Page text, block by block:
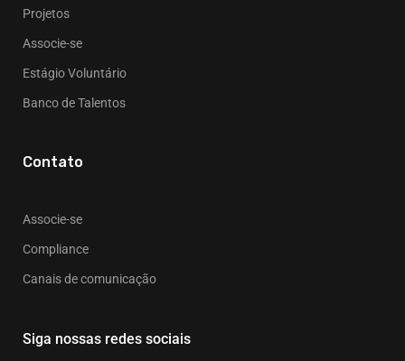
Projetos
Associe-se
Estágio Voluntário
Banco de Talentos
Contato
Associe-se
Compliance
Canais de comunicação
Siga nossas redes sociais